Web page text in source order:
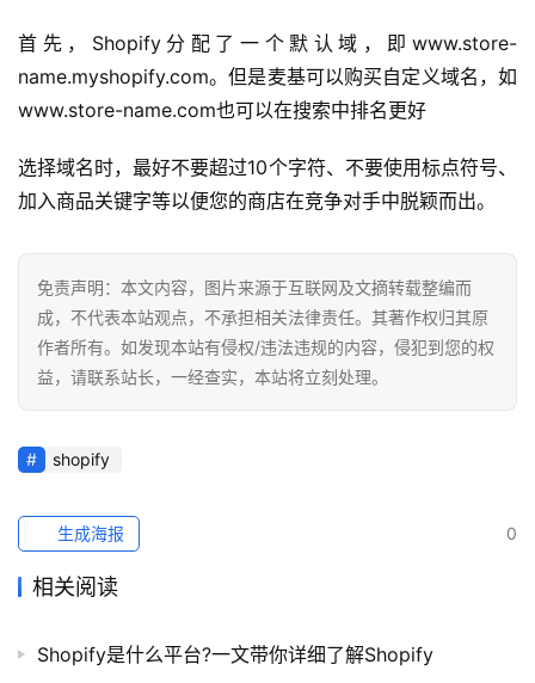
首先，Shopify分配了一个默认域，即www.store-
name.myshopify.com。但是麦基可以购买自定义域名，如
www.store-name.com也可以在搜索中排名更好
选择域名时，最好不要超过10个字符、不要使用标点符号、
加入商品关键字等以便您的商店在竞争对手中脱颖而出。
免责声明：本文内容，图片来源于互联网及文摘转载整编而
成，不代表本站观点，不承担相关法律责任。其著作权归其原
作者所有。如发现本站有侵权/违法违规的内容，侵犯到您的权
益，请联系站长，一经查实，本站将立刻处理。
shopify
0
生成海报
相关阅读
Shopify是什么平台?一文带你详细了解Shopify